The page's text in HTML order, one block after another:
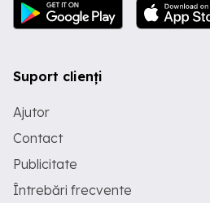
Suport clienți
Ajutor
Contact
Publicitate
Întrebări frecvente